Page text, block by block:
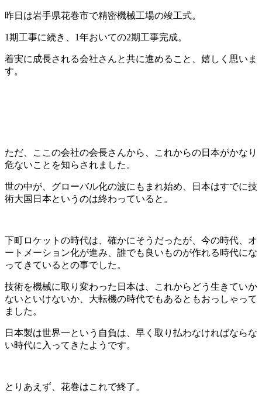
昨日は岩手県花巻市で精密機械工場の竣工式。
1期工事に続き、1年おいての2期工事完成。
着実に成長される会社さんと共に進めること、嬉しく思いま
す。
ただ、ここの会社の会長さんから、これからの日本がかなり
危ないことを知らされました。
世の中が、グローバル化の波にもまれ始め、日本はすでに技
術大国日本というのは終わっていると。
下町ロケットの時代は、確かにそうだったが、今の時代、オ
ートメーション化が進み、誰でも良いものが作れる時代にな
ってきているとの事でした。
技術を機械に取り変わった日本は、これからどう生きていか
ないといけないか、大転機の時代でもあるともおっしゃって
ました。
日本製は世界一という自負は、早く取り払わなければならな
い時代に入ってきたようです。
とりあえず、花巻はこれで終了。